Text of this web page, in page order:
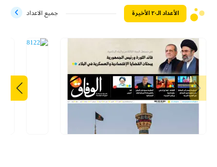
الأعداد الـ۲۰ الأخيرة جميع الاعداد